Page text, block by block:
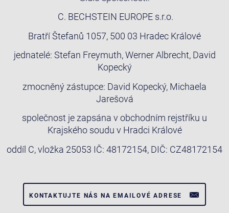
C. BECHSTEIN EUROPE s.r.o.
Bratří Štefanů 1057, 500 03 Hradec Králové
jednatelé: Stefan Freymuth, Werner Albrecht, David
Kopecký
zmocněný zástupce: David Kopecký, Michaela
Jarešová
společnost je zapsána v obchodním rejstříku u
Krajského soudu v Hradci Králové
oddíl C, vložka 25053 IČ: 48172154, DIČ: CZ48172154
KONTAKTUJTE NÁS NA EMAILOVÉ ADRESE